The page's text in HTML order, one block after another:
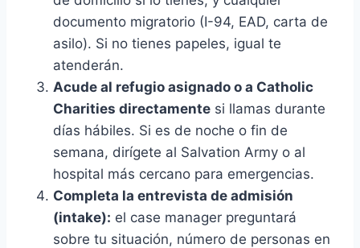
documento migratorio (I-94, EAD, carta de
asilo). Si no tienes papeles, igual te
atenderán.
Acude al refugio asignado o a Catholic
Charities directamente si llamas durante
días hábiles. Si es de noche o fin de
semana, dirígete al Salvation Army o al
hospital más cercano para emergencias.
Completa la entrevista de admisión
(intake): el case manager preguntará
sobre tu situación, número de personas en